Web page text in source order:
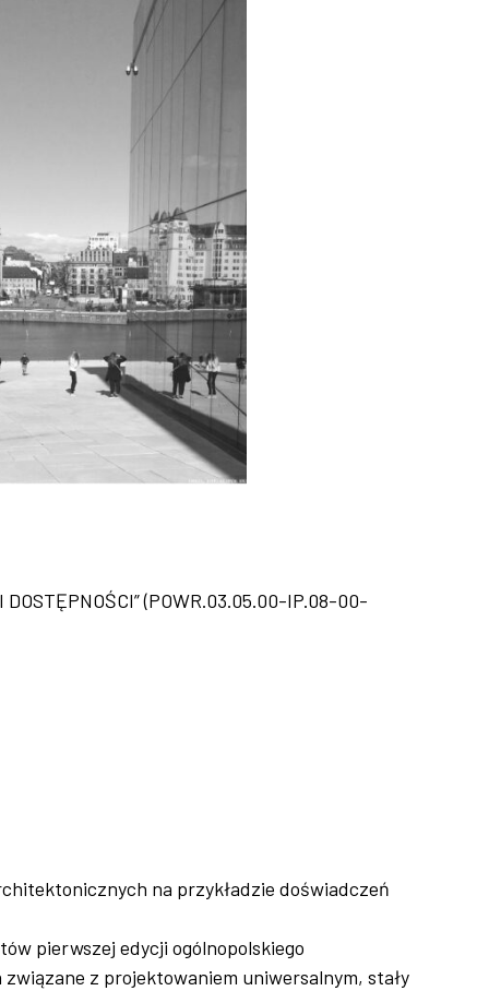
(POWR.03.05.00-IP.08-00-
na przykładzie doświadczeń
pierwszej edycji ogólnopolskiego
z projektowaniem uniwersalnym, stały